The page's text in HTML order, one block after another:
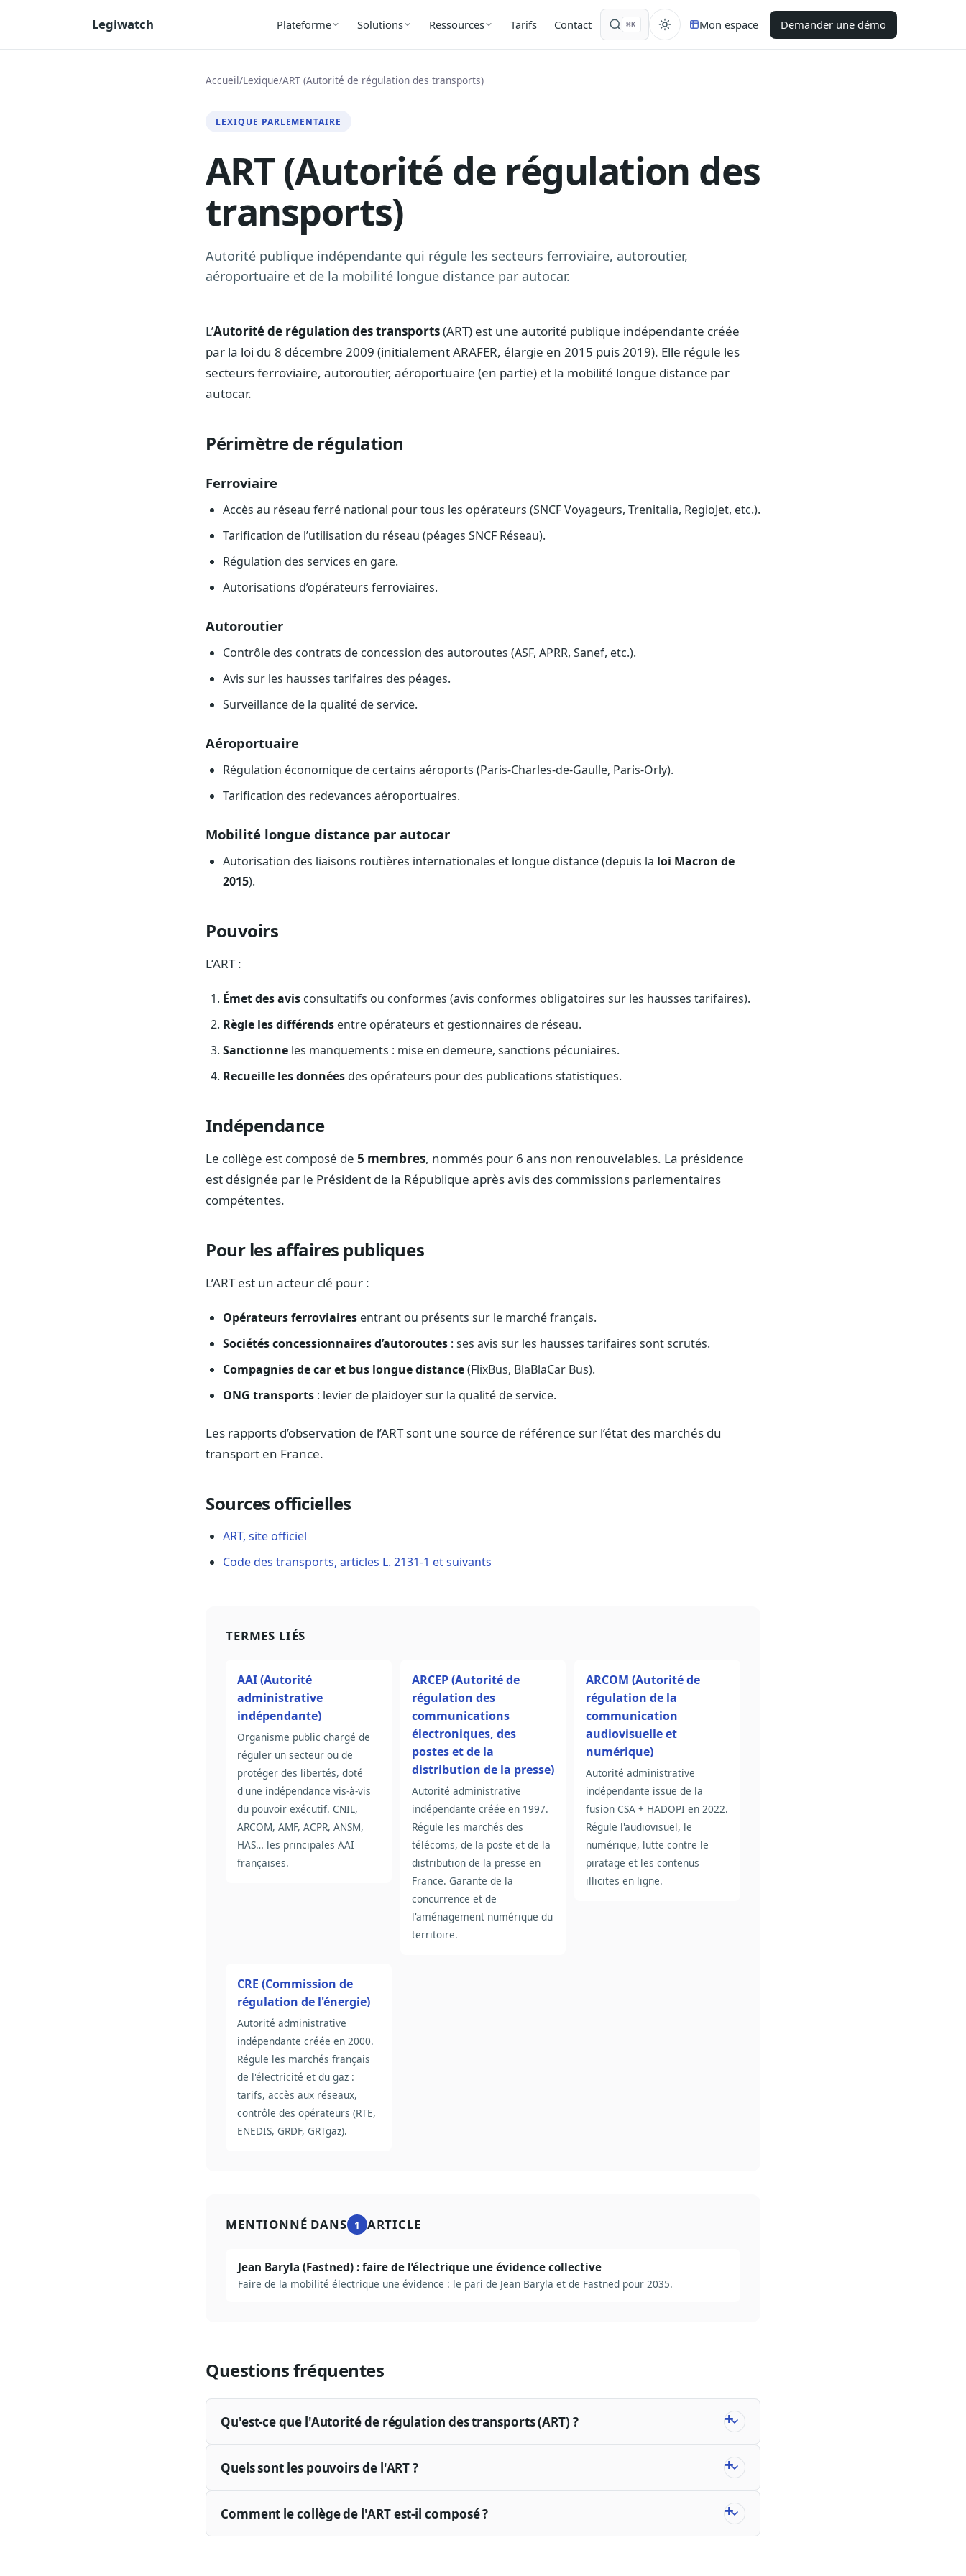
Legiwatch Plateforme Solutions Ressources Tarifs Contact ⌘K Mon espace Demander une démo
Accueil/Lexique/ART (Autorité de régulation des transports)
LEXIQUE PARLEMENTAIRE
ART (Autorité de régulation des
transports)
Autorité publique indépendante qui régule les secteurs ferroviaire, autoroutier,
aéroportuaire et de la mobilité longue distance par autocar.
L’Autorité de régulation des transports(ART) est une autorité publique indépendante créée
par la loi du 8 décembre 2009 (initialement ARAFER, élargie en 2015 puis 2019). Elle régule les
secteurs ferroviaire, autoroutier, aéroportuaire (en partie) et la mobilité longue distance par
autocar.
Périmètre de régulation
Ferroviaire
Accès au réseau ferré national pour tous les opérateurs (SNCF Voyageurs, Trenitalia, RegioJet, etc.).
Tarification de l’utilisation du réseau (péages SNCF Réseau).
Régulation des services en gare.
Autorisations d’opérateurs ferroviaires.
Autoroutier
Contrôle des contrats de concession des autoroutes (ASF, APRR, Sanef, etc.).
Avis sur les hausses tarifaires des péages.
Surveillance de la qualité de service.
Aéroportuaire
Régulation économique de certains aéroports (Paris-Charles-de-Gaulle, Paris-Orly).
Tarification des redevances aéroportuaires.
Mobilité longue distance par autocar
Autorisation des liaisons routières internationales et longue distance (depuis la loi Macron de
2015).
Pouvoirs
L’ART :
Émet des avis consultatifs ou conformes (avis conformes obligatoires sur les hausses tarifaires).
Règle les différends entre opérateurs et gestionnaires de réseau.
Sanctionne les manquements : mise en demeure, sanctions pécuniaires.
Recueille les donnéesdes opérateurs pour des publications statistiques.
Indépendance
Le collège est composé de 5 membres, nommés pour 6 ans non renouvelables. La présidence
est désignée par le Président de la République après avis des commissions parlementaires
compétentes.
Pour les affaires publiques
L’ART est un acteur clé pour :
Opérateurs ferroviaires entrant ou présents sur le marché français.
Sociétés concessionnaires d’autoroutes : ses avis sur les hausses tarifaires sont scrutés.
Compagnies de car et bus longue distance(FlixBus, BlaBlaCar Bus).
ONG transports : levier de plaidoyer sur la qualité de service.
Les rapports d’observation de l’ART sont une source de référence sur l’état des marchés du
transport en France.
Sources officielles
ART, site officiel
Code des transports, articles L. 2131-1 et suivants
TERMES LIÉS
AAI (Autorité
administrative
indépendante)
Organisme public chargé de
réguler un secteur ou de
protéger des libertés, doté
d'une indépendance vis-à-vis
du pouvoir exécutif. CNIL,
ARCOM, AMF, ACPR, ANSM,
HAS… les principales AAI
françaises.
ARCEP (Autorité de
régulation des
communications
électroniques, des
postes et de la
distribution de la presse)
Autorité administrative
indépendante créée en 1997.
Régule les marchés des
télécoms, de la poste et de la
distribution de la presse en
France. Garante de la
concurrence et de
l'aménagement numérique du
territoire.
ARCOM (Autorité de
régulation de la
communication
audiovisuelle et
numérique)
Autorité administrative
indépendante issue de la
fusion CSA + HADOPI en 2022.
Régule l'audiovisuel, le
numérique, lutte contre le
piratage et les contenus
illicites en ligne.
CRE (Commission de
régulation de l'énergie)
Autorité administrative
indépendante créée en 2000.
Régule les marchés français
de l'électricité et du gaz :
tarifs, accès aux réseaux,
contrôle des opérateurs (RTE,
ENEDIS, GRDF, GRTgaz).
MENTIONNÉ DANS 1 ARTICLE
Jean Baryla (Fastned) : faire de l’électrique une évidence collective
Faire de la mobilité électrique une évidence : le pari de Jean Baryla et de Fastned pour 2035.
Questions fréquentes
Qu'est-ce que l'Autorité de régulation des transports (ART) ?
Quels sont les pouvoirs de l'ART ?
Comment le collège de l'ART est-il composé ?